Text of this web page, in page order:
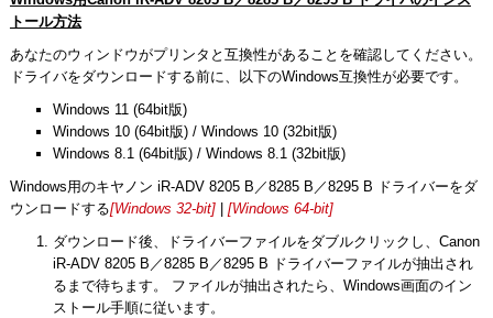
トール方法
あなたのウィンドウがプリンタと互換性があることを確認してください。
ドライバをダウンロードする前に、以下のWindows互換性が必要です。
Windows 11 (64bit版)
Windows 10 (64bit版) / Windows 10 (32bit版)
Windows 8.1 (64bit版) / Windows 8.1 (32bit版)
Windows用のキヤノン iR-ADV 8205 B／8285 B／8295 B ドライバーをダ
ウンロードする[Windows 32-bit]| [Windows 64-bit]
ダウンロード後、ドライバーファイルをダブルクリックし、Canon
iR-ADV 8205 B／8285 B／8295 B ドライバーファイルが抽出され
るまで待ちます。 ファイルが抽出されたら、Windows画面のイン
ストール手順に従います。